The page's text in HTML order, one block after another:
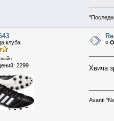
клуба
2299
«
Хвича
Avanti